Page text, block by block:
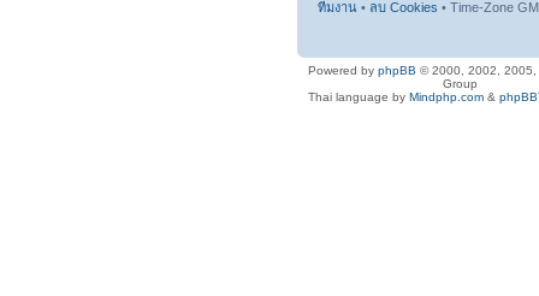
ทีมงาน • ลบ Cookies • Time-Zone
Powered by phpBB © 2000, 2002,
Group
Thai language by Mindphp.com&